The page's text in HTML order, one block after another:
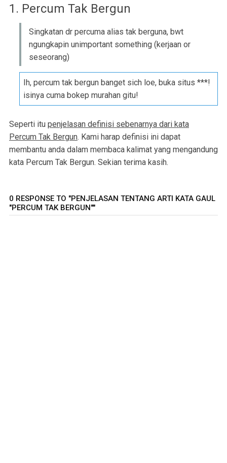
1. Percum Tak Bergun
Singkatan dr percuma alias tak berguna, bwt
ngungkapin unimportant something (kerjaan or
seseorang)
Ih, percum tak bergun banget sich loe, buka situs ***!
isinya cuma bokep murahan gitu!
Seperti itu penjelasan definisi sebenarnya dari kata
Percum Tak Bergun. Kami harap definisi ini dapat
membantu anda dalam membaca kalimat yang mengandung
kata Percum Tak Bergun. Sekian terima kasih.
0 RESPONSE TO "PENJELASAN TENTANG ARTI KATA GAUL
"PERCUM TAK BERGUN""